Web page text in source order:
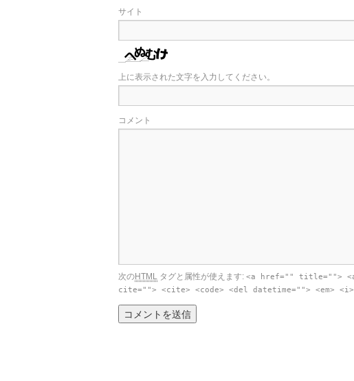
サイト
上に表示された文字を入力してください。
コメント
次のHTML タグと属性が使えます: <a href="" title="">
cite=""> <cite> <code> <del datetime=""> <em>